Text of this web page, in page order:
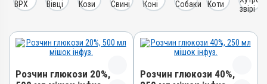
Розчин глюкози 20%,
Розчин глюкози 40%,